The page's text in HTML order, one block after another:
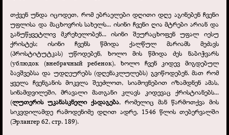
თქვენ უნდა იცოდეთ, რომ ებრაელები დღითი დღე აგინებენ ჩვენი
უფლისა და მაცხოვრის სახელს... ისინი ჩვენი ღია მტრები არიან და
განუწყვეტლივ მკრეხელობენ... ისინი შეურაცხოფენ უფალ იესუ
ქრისტეს; ისინი ჩვენს წმიდა ქალწულ მარიამს მეძავს
(პროსტიტუტკას) უწოდებენ, ხოლო მის წმიდა ძეს ნაბიჭვარს
(ублюдок (внебрачный ребенок), ხოლო ჩვენ კიდევ მიგდებულ
ბავშვებსა და უდღეურებს (დღენაკლულებს) გვიწოდებენ. მათ რომ
ყველა ჩვენგანის მოკვლა შეეძლოთ, სიამოვნებით იზამდნენ ამას,
სინამდვილეში, მრავალი მათგანი კლავს კიდევაც ქრისტიანებს...
(ლუთერის უკანასკნელი ქადაგება, რომელიც მან წარმოთქვა მის
სიკვდილამდე რამოდენიმე დღით ადრე, 1546 წლის თებერვალში
(Эрлангер 62, стр. 189).